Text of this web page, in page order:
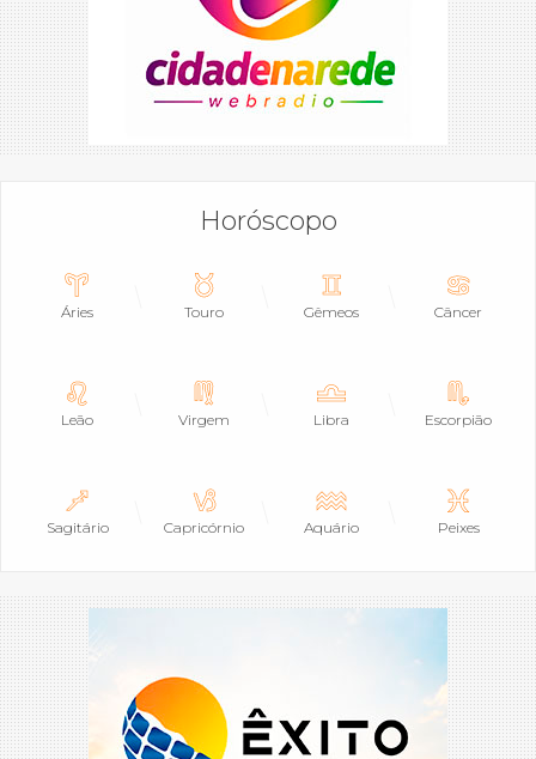
Horóscopo
Áries Touro Gêmeos Câncer
Leão Virgem Libra Escorpião
Sagitário Capricórnio Aquário Peixes